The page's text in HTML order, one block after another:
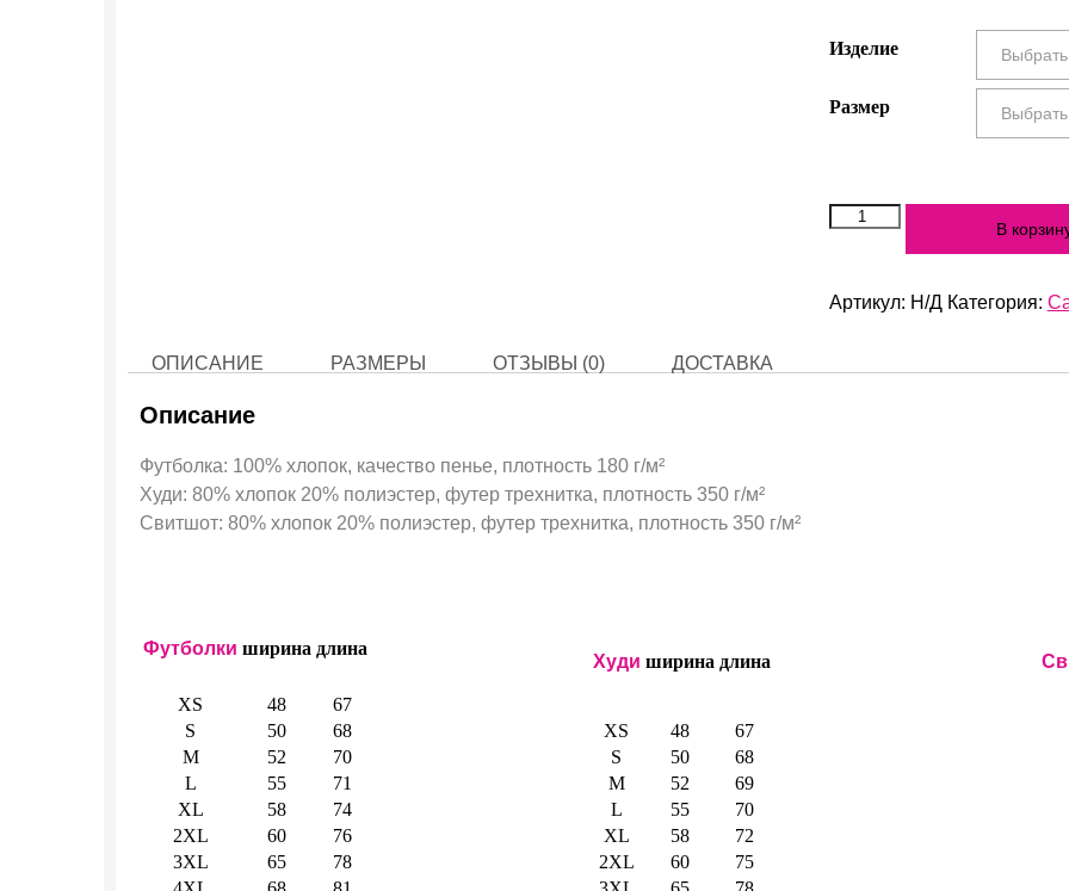
Изделие
Размер
Количество
Caliban
В
Артикул: Н/Д Категория:
ОПИСАНИЕ РАЗМЕРЫ ОТЗЫВЫ (0) ДОСТАВКА
Описание
Футболка: 100% хлопок, качество пенье, плотность 180 г/м²
Худи: 80% хлопок 20% полиэстер, футер трехнитка, плотность 350 г/м²
Свитшот: 80% хлопок 20% полиэстер, футер трехнитка, плотность 350 г/м²
Футболки ширина длина
XS 48
67
S
50
68
M
52
70
L
55
71
XL
58
74
2XL
60
76
3XL
65
78
Худи ширина длина
XS 48
67
S
50
68
M
52
69
L
55
70
XL
58
72
2XL
60
75